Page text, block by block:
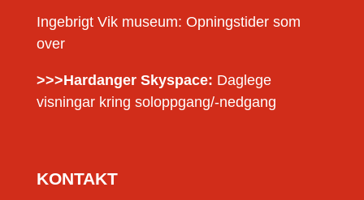
Ingebrigt Vik museum: Opningstider som
over
>>>Hardanger Skyspace: Daglege
visningar kring soloppgang/-nedgang
KONTAKT